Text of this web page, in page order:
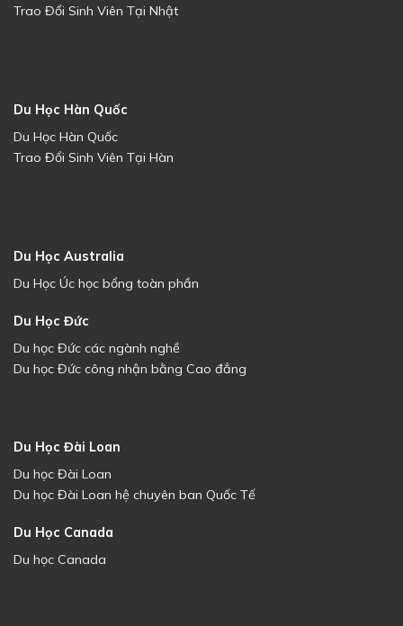
Trao Đổi Sinh Viên Tại Nhật
Du Học Hàn Quốc
Du Học Hàn Quốc
Trao Đổi Sinh Viên Tại Hàn
Du Học Australia
Du Học Úc học bổng toàn phần
Du Học Đức
Du học Đức các ngành nghề
Du học Đức công nhận bằng Cao đẳng
Du Học Đài Loan
Du học Đài Loan
Du học Đài Loan hệ chuyên ban Quốc Tế
Du Học Canada
Du học Canada